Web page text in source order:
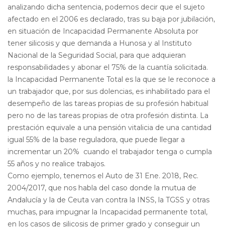
analizando dicha sentencia, podemos decir que el sujeto
afectado en el 2006 es declarado, tras su baja por jubilación,
en situación de Incapacidad Permanente Absoluta por
tener silicosis y que demanda a Hunosa y al Instituto
Nacional de la Seguridad Social, para que adquieran
responsabilidades y abonar el 75% de la cuantía solicitada.
la Incapacidad Permanente Total es la que se le reconoce a
un trabajador que, por sus dolencias, es inhabilitado para el
desempeño de las tareas propias de su profesión habitual
pero no de las tareas propias de otra profesión distinta. La
prestación equivale a una pensión vitalicia de una cantidad
igual 55% de la base reguladora, que puede llegar a
incrementar un 20% cuando el trabajador tenga o cumpla
55 años y no realice trabajos.
Como ejemplo, tenemos el Auto de 31 Ene. 2018, Rec.
2004/2017, que nos habla del caso donde la mutua de
Andalucía y la de Ceuta van contra la INSS, la TGSS y otras
muchas, para impugnar la Incapacidad permanente total,
en los casos de silicosis de primer grado y conseguir un